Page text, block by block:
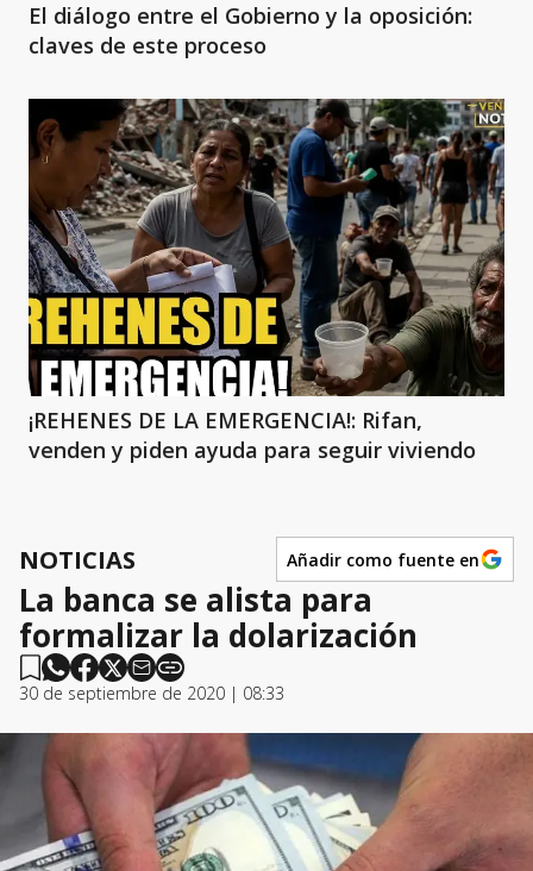
El diálogo entre el Gobierno y la oposición:
claves de este proceso
¡REHENES DE LA EMERGENCIA!: Rifan,
venden y piden ayuda para seguir viviendo
NOTICIAS Añadir como fuente en
La banca se alista para
formalizar la dolarización
30 de septiembre de 2020 | 08:33